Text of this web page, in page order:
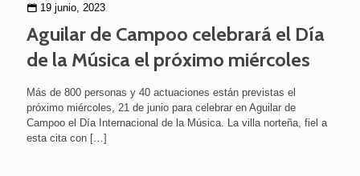
19 junio, 2023
Aguilar de Campoo celebrará el Día
de la Música el próximo miércoles
Más de 800 personas y 40 actuaciones están previstas el
próximo miércoles, 21 de junio para celebrar en Aguilar de
Campoo el Día Internacional de la Música. La villa norteña, fiel a
esta cita con […]